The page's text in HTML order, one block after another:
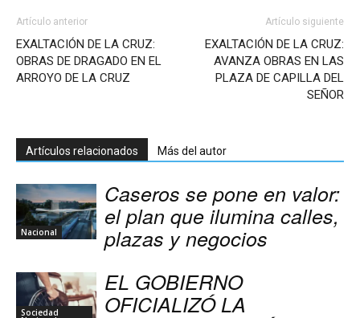
Artículo anterior
EXALTACIÓN DE LA CRUZ:
OBRAS DE DRAGADO EN EL
ARROYO DE LA CRUZ
Artículo siguiente
EXALTACIÓN DE LA CRUZ:
AVANZA OBRAS EN LAS
PLAZA DE CAPILLA DEL
SEÑOR
Artículos relacionados Más del autor
Nacional
Caseros se pone en valor:
el plan que ilumina calles,
plazas y negocios
Sociedad
EL GOBIERNO
OFICIALIZÓ LA